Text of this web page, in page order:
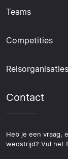
Teams
Competities
Reisorganisaties
Contact
Heb je een vraag,
wedstrijd? Vul het